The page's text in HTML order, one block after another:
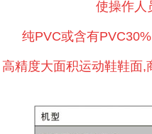
使操作人
纯PVC或含有
高精度大面积运动鞋鞋面,